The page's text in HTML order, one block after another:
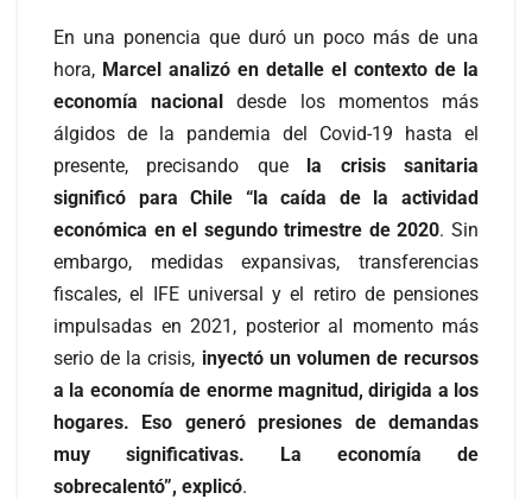
En una ponencia que duró un poco más de una
hora, Marcel analizó en detalle el contexto de la
economía nacional desde los momentos más
álgidos de la pandemia del Covid-19 hasta el
presente, precisando quela crisis sanitaria
significó para Chile “la caída de la actividad
económica en el segundo trimestre de 2020. Sin
embargo, medidas expansivas, transferencias
fiscales, el IFE universal y el retiro de pensiones
impulsadas en 2021, posterior al momento más
serio de la crisis, inyectó un volumen de recursos
a la economía de enorme magnitud, dirigida a los
hogares. Eso generó presiones de demandas
muy significativas. La economía de
sobrecalentó”, explicó.